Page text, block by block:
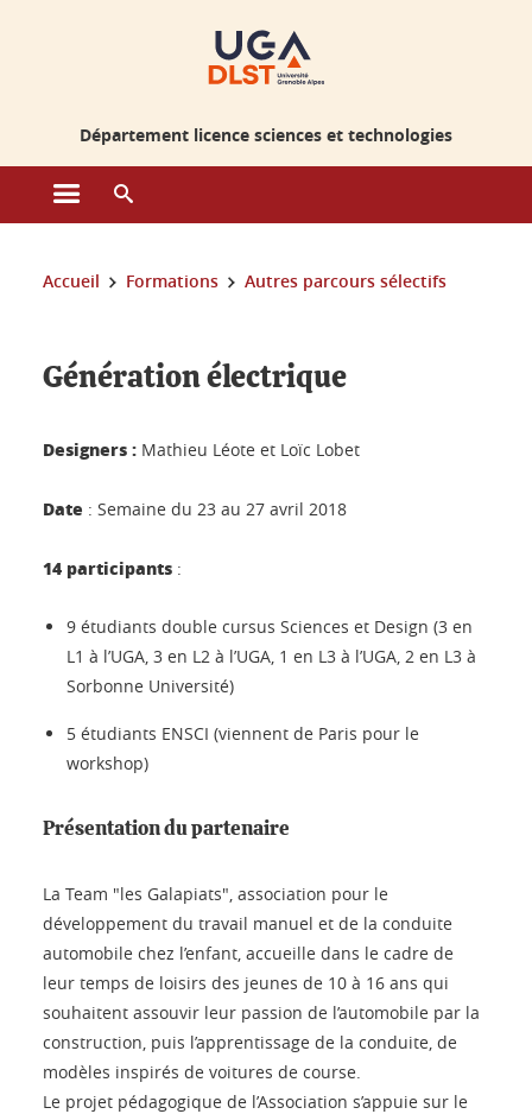
Département licence sciences et technologies
Ouvrir le menu principal
Vous êtes ici :
Accueil Formations Autres parcours sélectifs
Génération électrique
Designers : Mathieu Léote et Loïc Lobet
Date : Semaine du 23 au 27 avril 2018
14 participants :
9 étudiants double cursus Sciences et Design (3 en
L1 à l’UGA, 3 en L2 à l’UGA, 1 en L3 à l’UGA, 2 en L3 à
Sorbonne Université)
5 étudiants ENSCI (viennent de Paris pour le
workshop)
Présentation du partenaire
La Team "les Galapiats", association pour le
développement du travail manuel et de la conduite
automobile chez l’enfant, accueille dans le cadre de
leur temps de loisirs des jeunes de 10 à 16 ans qui
souhaitent assouvir leur passion de l’automobile par la
construction, puis l’apprentissage de la conduite, de
modèles inspirés de voitures de course.
Le projet pédagogique de l’Association s’appuie sur le